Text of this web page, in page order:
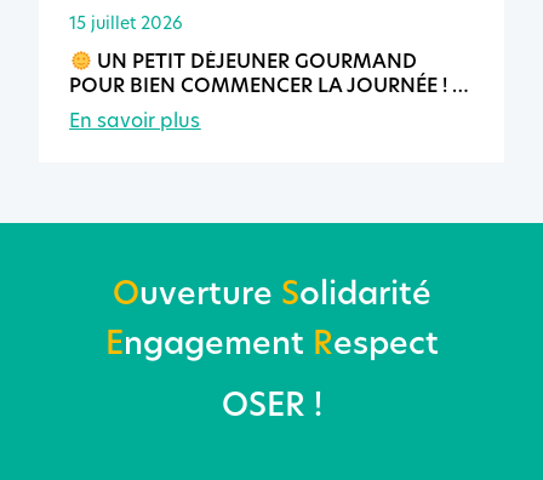
15 juillet 2026
UN PETIT DÉJEUNER GOURMAND
POUR BIEN COMMENCER LA JOURNÉE !
En savoir plus
Ouverture Solidarité
Engagement Respect
OSER !